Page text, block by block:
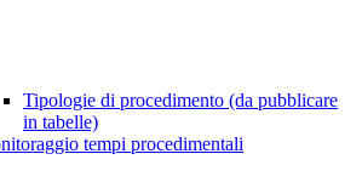
Tipologie di procedimento (da pubblicare
in tabelle)
tempi procedimentali